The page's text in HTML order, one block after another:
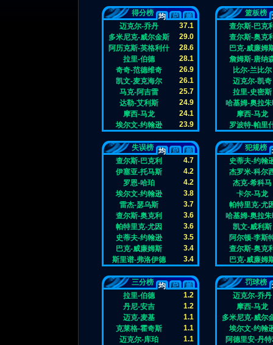
得分榜 均 总
单
迈克尔-乔丹
37.1
多米尼克-威尔金斯
29.0
阿历克斯-英格利什
28.6
拉里-伯德
28.1
奇奇-范德维奇
26.9
凯文-麦克海尔
26.1
马克-阿吉雷
25.7
达勒-艾利斯
24.9
摩西-马龙
24.1
埃尔文-约翰逊
23.9
篮板榜
查尔斯-巴克
查尔斯-奥克
巴克-威廉姆
詹姆斯-唐纳
比尔-兰比尔
迈克尔-凯奇
拉里-史密斯
哈基姆-奥拉
摩西-马龙
罗波特-帕里
失误榜 均 总
单
查尔斯-巴克利
4.7
伊塞亚-托马斯
4.2
罗恩-哈珀
4.2
埃尔文-约翰逊
3.8
雷杰-瑟乌斯
3.7
查尔斯-奥克利
3.6
帕特里克-尤因
3.6
史蒂夫-约翰逊
3.5
巴克-威廉姆斯
3.4
斯里谱-弗洛伊德
3.4
犯规榜
史蒂夫-约翰
杰罗米-科尔
杰克-希科马
卡尔-马龙
帕特里克-尤
哈基姆-奥拉
凯文-威利斯
阿尔顿-李斯
查尔斯-奥克
巴克-威廉姆
三分榜 均 总
单
拉里-伯德
1.2
丹尼-安吉
1.2
迈克-麦基
1.1
克莱格-霍奇斯
1.1
迈克尔-库珀
1.1
罚球榜
迈克尔-乔丹
摩西-马龙
多米尼克-威尔
埃尔文-约翰
阿德里安-丹